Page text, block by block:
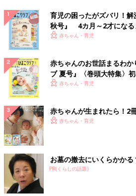
期 7～8カ月ごろ）
【離乳中期 7～8カ月
性のよさに驚き！「白
●監修／太田百合子先生（管理栄養士）
●参照／初めてママ＆パパのための365
初めてママ＆パパのための365
ー
育児の困ったがズバリ！
秋号』 4カ月～2才になる
いっぱい！
赤ちゃん・育児
赤ちゃんのお世話まるわ
ブ 夏号』〈巻頭大特集〉
く！ おっぱい・ミルクの
赤ちゃん・育児
赤ちゃんが生まれたら！2
赤ちゃん・育児
お墓の撤去にいくらかかる
PR(くらしの話題)